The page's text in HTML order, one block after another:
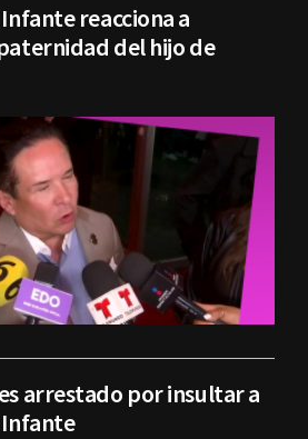
reacciona a
del hijo de
arrestado por insultar a